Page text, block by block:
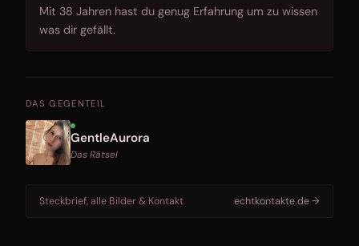
Mit 38 Jahren hast du genug Erfahrung um zu wissen
was dir gefällt.
DAS GEGENTEIL
GentleAurora
Das Rätsel
Steckbrief, alle Bilder & Kontakt echtkontakte.de →